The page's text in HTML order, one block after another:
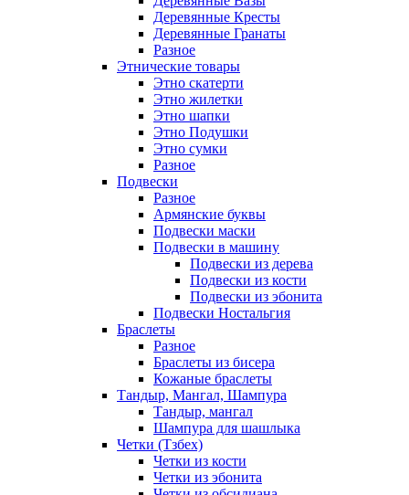
Деревянные Кресты
Деревянные Гранаты
Разное
Этнические товары
Этно скатерти
Этно жилетки
Этно шапки
Этно Подушки
Этно сумки
Разное
Подвески
Разное
Армянские буквы
Подвески маски
Подвески в машину
Подвески из дерева
Подвески из кости
Подвески из эбонита
Подвески Ностальгия
Браслеты
Разное
Браслеты из бисера
Кожаные браслеты
Тандыр, Мангал, Шампура
Тандыр, мангал
Шампура для шашлыка
Четки (Тзбех)
Четки из кости
Четки из эбонита